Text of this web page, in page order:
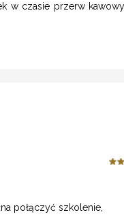
w czasie przerw
połączyć szkolenie,